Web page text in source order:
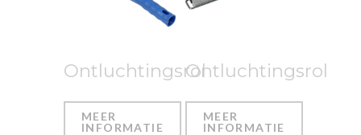
Ontluchtingsrol
MEER
INFORMATIE
Ontluchtingsrol
MEER
INFORMATIE